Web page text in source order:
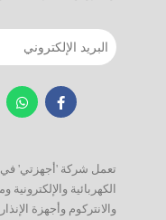
تعمل شركة 'أجهزتي' في
الكهربائية
والانتركوم وأجهزة